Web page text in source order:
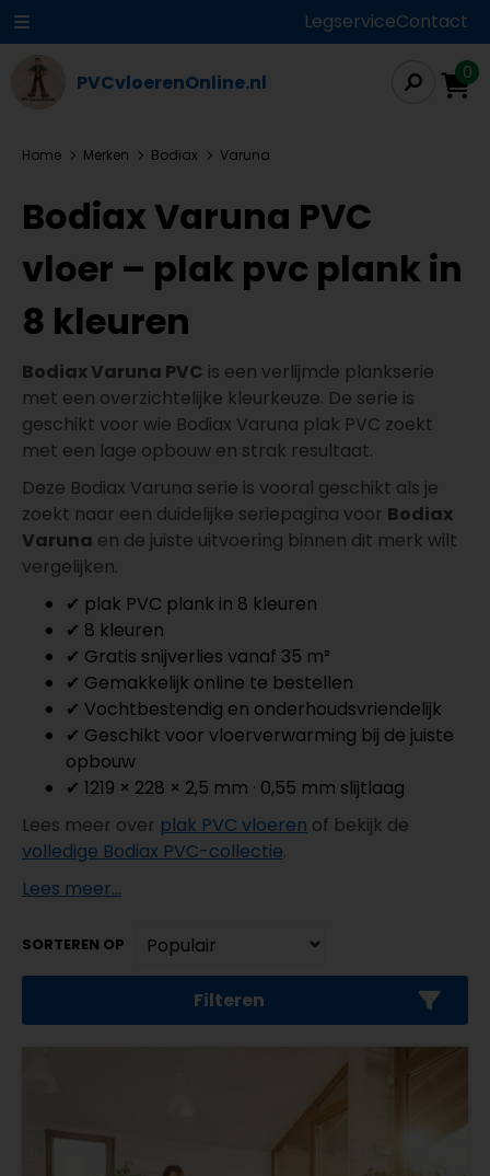
LegserviceContact
PVCvloerenOnline.nl 0
Home Merken Bodiax Varuna
Bodiax Varuna PVC
vloer – plak pvc plank in
8 kleuren
Bodiax Varuna PVC is een verlijmde plankserie
met een overzichtelijke kleurkeuze. De serie is
geschikt voor wie Bodiax Varuna plak PVC zoekt
met een lage opbouw en strak resultaat.
Deze Bodiax Varuna serie is vooral geschikt als je
zoekt naar een duidelijke seriepagina voor Bodiax
Varuna en de juiste uitvoering binnen dit merk wilt
vergelijken.
✔ plak PVC plank in 8 kleuren
✔ 8 kleuren
✔ Gratis snijverlies vanaf 35 m²
✔ Gemakkelijk online te bestellen
✔ Vochtbestendig en onderhoudsvriendelijk
✔ Geschikt voor vloerverwarming bij de juiste
opbouw
✔ 1219 × 228 × 2,5 mm · 0,55 mm slijtlaag
Lees meer over plak PVC vloeren of bekijk de
volledige Bodiax PVC-collectie.
Lees meer...
SORTEREN OP
Filteren